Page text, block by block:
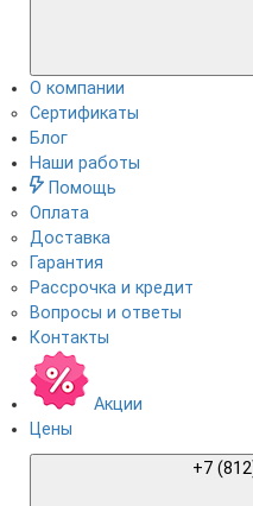
О компании
Сертификаты
Блог
Наши работы
Помощь
Оплата
Доставка
Гарантия
Рассрочка и кредит
Вопросы и ответы
Контакты
Акции
Цены